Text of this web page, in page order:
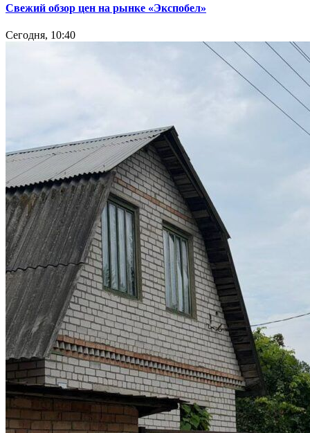
Свежий обзор цен на рынке «Экспобел»
Сегодня, 10:40